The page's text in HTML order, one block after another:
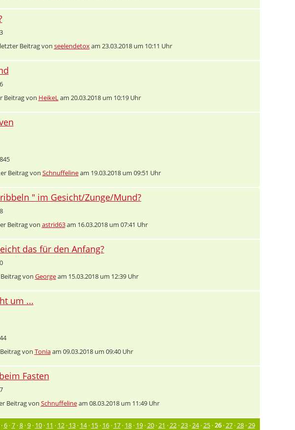
Beitrag von seelendetoxam 23.03.2018 um 10:11 Uhr
von HeikeLam 20.03.2018 um 10:19 Uhr
Beitrag von Schnuffelineam 19.03.2018 um 09:51 Uhr
" im Gesicht/Zunge/Mund?
Beitrag von astrid63am 16.03.2018 um 07:41 Uhr
das für den Anfang?
von Georgeam 15.03.2018 um 12:39 Uhr
um ...
von Toniaam 09.03.2018 um 09:40 Uhr
Fasten
Beitrag von Schnuffelineam 08.03.2018 um 11:49 Uhr
6·7·8·9· 10· 11 · 12· 13· 14· 15· 16· 17· 18· 19·20·21 ·22·23·24·25·26·27·28·29